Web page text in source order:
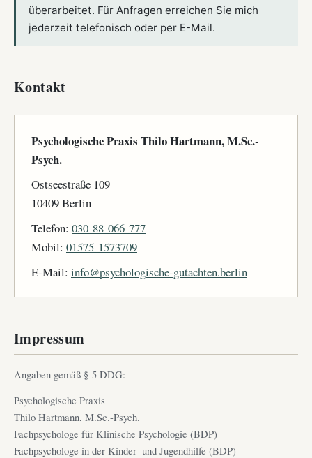
überarbeitet. Für Anfragen erreichen Sie mich
jederzeit telefonisch oder per E-Mail.
Kontakt
Psychologische Praxis Thilo Hartmann, M.Sc.-
Psych.
Ostseestraße 109
10409 Berlin
Telefon: 030 88 066 777
Mobil: 01575 1573709
E-Mail: info@psychologische-gutachten.berlin
Impressum
Angaben gemäß § 5 DDG:
Psychologische Praxis
Thilo Hartmann, M.Sc.-Psych.
Fachpsychologe für Klinische Psychologie (BDP)
Fachpsychologe in der Kinder- und Jugendhilfe (BDP)